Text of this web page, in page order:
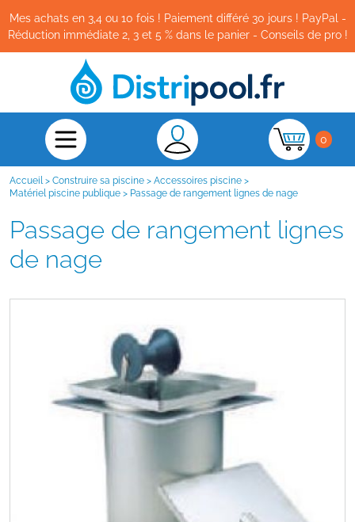
Mes achats en 3,4 ou 10 fois ! Paiement différé 30 jours ! PayPal -
Réduction immédiate 2, 3 et 5 % dans le panier - Conseils de pro !
0
Accueil > Construire sa piscine > Accessoires piscine >
Matériel piscine publique > Passage de rangement lignes de nage
Passage de rangement lignes
de nage